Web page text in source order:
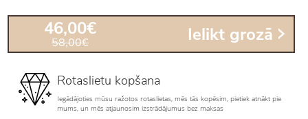
46,00€
58,00€ Ielikt grozā
Rotaslietu kopšana
Iegādājoties mūsu ražotos rotaslietas, mēs tās kopēsim, pietiek atnākt pie
mums, un mēs atjaunosim izstrādājumus bez maksas